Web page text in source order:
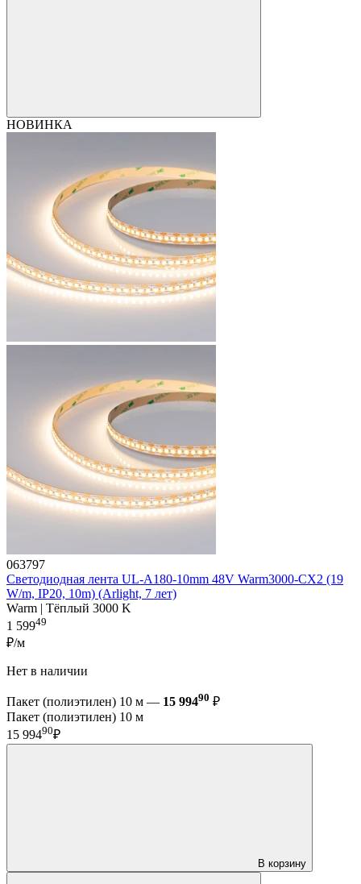
НОВИНКА
063797
Светодиодная лента UL-A180-10mm 48V Warm3000-CX2 (19
W/m, IP20, 10m) (Arlight, 7 лет)
Warm | Тёплый 3000 K
1 59949
₽/м
Нет в наличии
Пакет (полиэтилен) 10 м — 15 99490 ₽
Пакет (полиэтилен) 10 м
15 99490₽
В корзину